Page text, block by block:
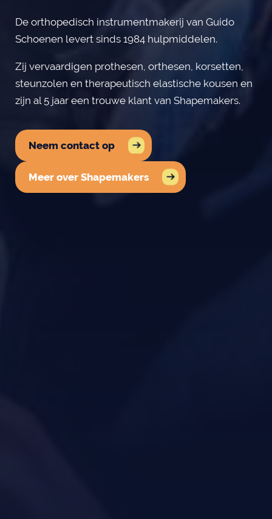
De orthopedisch instrumentmakerij van Guido
Schoenen levert sinds 1984 hulpmiddelen.
Zij vervaardigen prothesen, orthesen, korsetten,
steunzolen en therapeutisch elastische kousen en
zijn al 5 jaar een trouwe klant van Shapemakers.
Neem contact op
Meer over Shapemakers